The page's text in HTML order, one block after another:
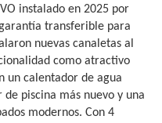
instalado en 2025 por
transferible para
nuevas canaletas al
como atractivo
un calentador de agua
piscina más nuevo y una
modernos. Con 4